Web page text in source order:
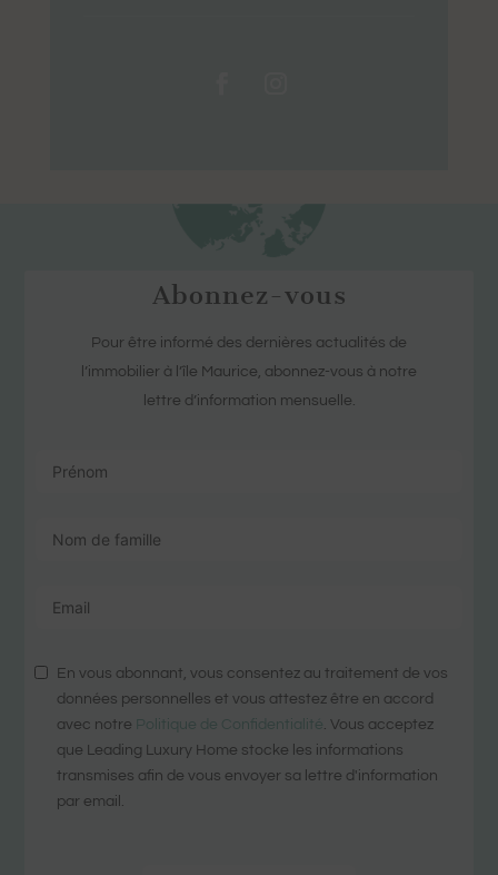
Abonnez-vous
Pour être informé des dernières actualités de
l’immobilier à l’île Maurice, abonnez-vous à notre
lettre d’information mensuelle.
En vous abonnant, vous consentez au traitement de vos
données personnelles et vous attestez être en accord
avec notre Politique de Confidentialité. Vous acceptez
que Leading Luxury Home stocke les informations
transmises afin de vous envoyer sa lettre d'information
par email.